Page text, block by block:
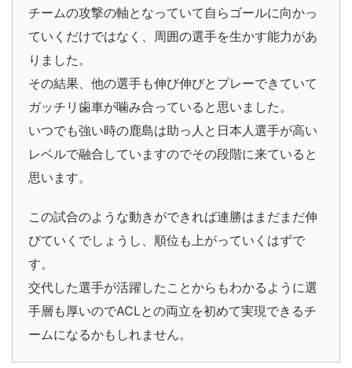
チームの攻撃の軸となっていて自らゴールに向かっ
ていくだけではなく、周囲の選手を生かす能力があ
りました。
その結果、他の選手も伸び伸びとプレーできていて
ガッチリ歯車が噛み合っていると思いました。
いつでも強い時の鹿島は助っ人と日本人選手が高い
レベルで融合していますのでその段階に来ていると
思います。
この試合のような動きができれば連勝はまだまだ伸
びていくでしょうし、順位も上がっていくはずで
す。
交代した選手が活躍したことからもわかるように選
手層も厚いのでACLとの両立を初めて実現できるチ
ームになるかもしれません。